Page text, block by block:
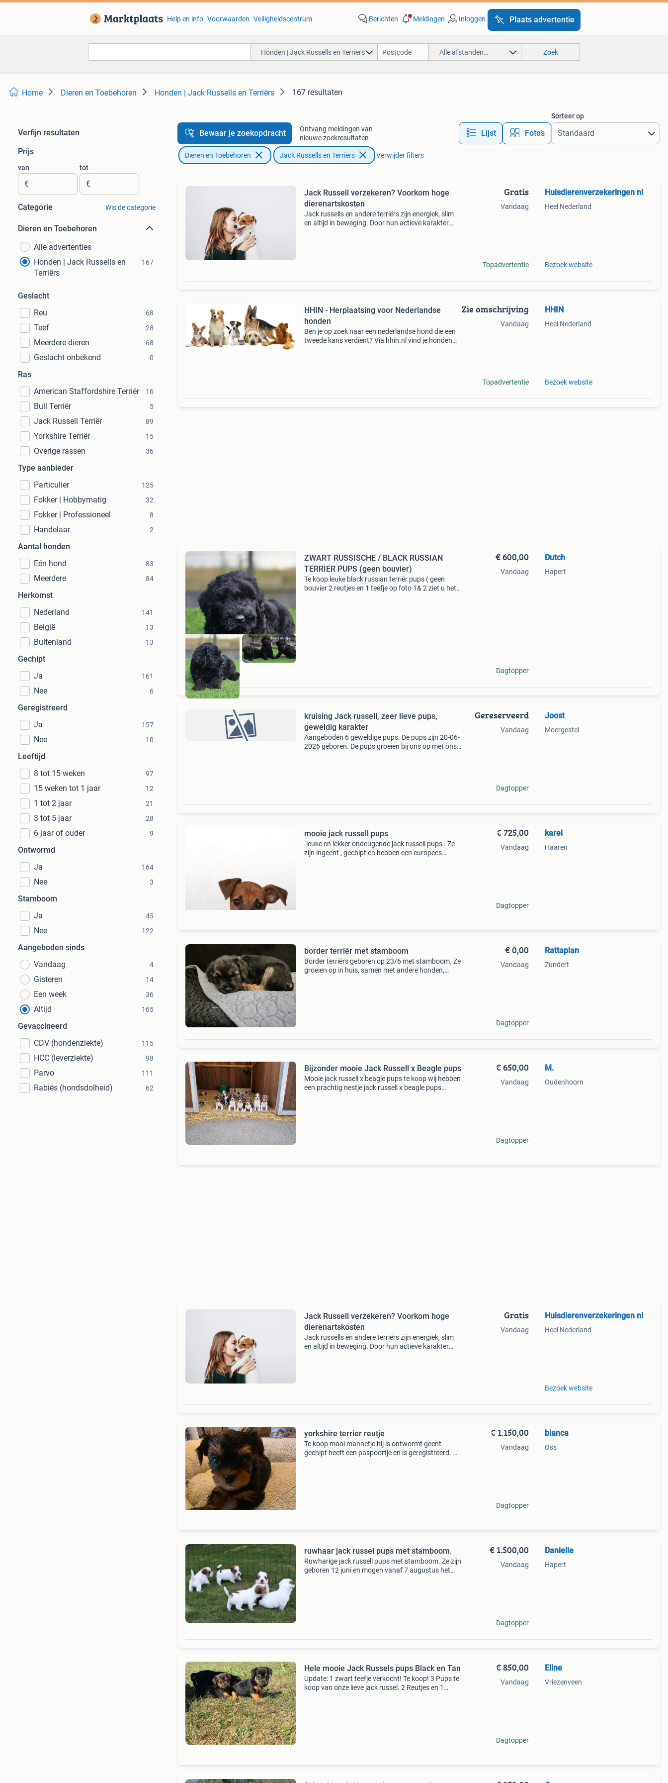
Help en info Voorwaarden Veiligheidscentrum Berichten Meldingen Inloggen Plaats advertentie
Honden | Jack Russells en Terriërs Alle afstanden… Zoek
Home Dieren en Toebehoren Honden | Jack Russells en Terriërs 167 resultaten
Verfijn resultaten
Prijs
van
€
tot
€
Categorie Wis de categorie
Dieren en Toebehoren
Alle advertenties
Honden | Jack Russells en
Terriërs
167
Geslacht
Reu
68
Teef 28
Meerdere dieren 68
Geslacht onbekend 0
Ras
American Staffordshire Terriër
16
Bull Terriër 5
Jack Russell Terriër 89
Yorkshire Terriër 15
Overige rassen 36
Type aanbieder
Particulier
125
Fokker | Hobbymatig 32
Fokker | Professioneel 8
Handelaar 2
Aantal honden
Eén hond
83
Meerdere 84
Herkomst
Nederland
141
België 13
Buitenland 13
Gechipt
Ja
161
Nee 6
Geregistreerd
Ja
157
Nee 10
Leeftijd
8 tot 15 weken
97
15 weken tot 1 jaar 12
1 tot 2 jaar 21
3 tot 5 jaar 28
6 jaar of ouder 9
Ontwormd
Ja
164
Nee 3
Stamboom
Ja
45
Nee 122
Aangeboden sinds
Vandaag
4
Gisteren 14
Een week 36
Altijd 165
Gevaccineerd
CDV (hondenziekte)
115
HCC (leverziekte) 98
Parvo 111
Rabiës (hondsdolheid) 62
Bewaar je zoekopdracht
Ontvang meldingen van
nieuwe zoekresultaten
Lijst Foto’s
Sorteer op
Dieren en Toebehoren Jack Russells en Terriërs Verwijder filters
Jack Russell verzekeren? Voorkom hoge
dierenartskosten
Jack russells en andere terriërs zijn energiek, slim
en altijd in beweging. Door hun actieve karakter
Gratis
Vandaag
Topadvertentie
Huisdierenverzekeringen nl
Heel Nederland
Bezoek website
HHIN - Herplaatsing voor Nederlandse
honden
Ben je op zoek naar een nederlandse hond die een
tweede kans verdient? Via hhin.nl vind je honden
Zie omschrijving
Vandaag
Topadvertentie
HHIN
Heel Nederland
Bezoek website
ZWART RUSSISCHE / BLACK RUSSIAN
TERRIER PUPS (geen bouvier)
Te koop leuke black russian terriër pups ( geen
bouvier 2 reutjes en 1 teefje op foto 1& 2 ziet u het
€ 600,00
Vandaag
Dagtopper
Dutch
Hapert
kruising Jack russell, zeer lieve pups,
geweldig karakter
Aangeboden 6 geweldige pups. De pups zijn 20-06-
2026 geboren. De pups groeien bij ons op met ons
Gereserveerd
Vandaag
Dagtopper
Joost
Moergestel
mooie jack russell pups
.leuke en lekker ondeugende jack russell pups . Ze
zijn ingeent , gechipt en hebben een europees
€ 725,00
Vandaag
Dagtopper
karel
Haaren
border terriër met stamboom
Border terriërs geboren op 23/6 met stamboom. Ze
groeien op in huis, samen met andere honden,
€ 0,00
Vandaag
Dagtopper
Rattaplan
Zundert
Bijzonder mooie Jack Russell x Beagle pups
Mooie jack russell x beagle pups te koop wij hebben
een prachtig nestje jack russell x beagle pups
€ 650,00
Vandaag
Dagtopper
M.
Oudenhoorn
Jack Russell verzekeren? Voorkom hoge
dierenartskosten
Jack russells en andere terriërs zijn energiek, slim
en altijd in beweging. Door hun actieve karakter
Gratis
Vandaag
Huisdierenverzekeringen nl
Heel Nederland
Bezoek website
yorkshire terrier reutje
Te koop mooi mannetje hij is ontwormt geent
gechipt heeft een paspoortje en is geregistreerd. Hij
€ 1.150,00
Vandaag
Dagtopper
bianca
Oss
ruwhaar jack russel pups met stamboom.
Ruwharige jack russell pups met stamboom. Ze zijn
geboren 12 juni en mogen vanaf 7 augustus het
€ 1.500,00
Vandaag
Dagtopper
Danielle
Hapert
Hele mooie Jack Russels pups Black en Tan
Update: 1 zwart teefje verkocht! Te koop! 3 Pups te
koop van onze lieve jack russel. 2 Reutjes en 1
€ 850,00
Vandaag
Dagtopper
Eline
Vriezenveen